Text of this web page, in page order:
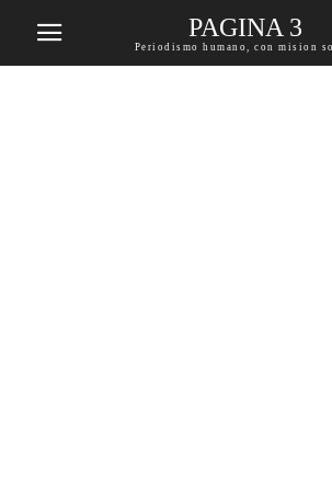
PAGINA 3
Periodismo humano, con mision